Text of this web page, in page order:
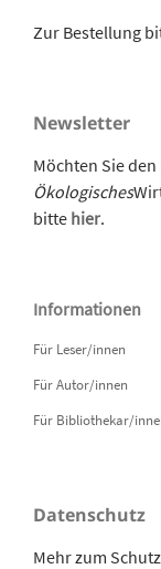
Zur Bestellung
Newsletter
Möchten Sie
Ökologisches
bitte hier.
Informationen
Für Leser/innen
Für Autor/innen
Für Bibliothekar/
Datenschutz
Mehr zum